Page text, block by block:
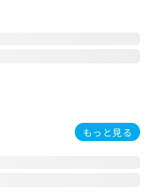
もっと見る